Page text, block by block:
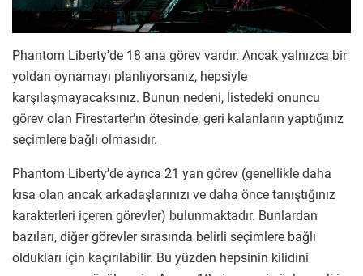
Phantom Liberty’de 18 ana görev vardır. Ancak yalnızca bir
yoldan oynamayı planlıyorsanız, hepsiyle
karşılaşmayacaksınız. Bunun nedeni, listedeki onuncu
görev olan Firestarter’ın ötesinde, geri kalanların yaptığınız
seçimlere bağlı olmasıdır.
Phantom Liberty’de ayrıca 21 yan görev (genellikle daha
kısa olan ancak arkadaşlarınızı ve daha önce tanıştığınız
karakterleri içeren görevler) bulunmaktadır. Bunlardan
bazıları, diğer görevler sırasında belirli seçimlere bağlı
oldukları için kaçırılabilir. Bu yüzden hepsinin kilidini